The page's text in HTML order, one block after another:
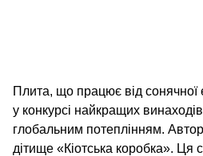
Плита, що працює від сонячної
у конкурсі найкращих
глобальним потеплінням.
дітище «Кіотська коробка». Ця